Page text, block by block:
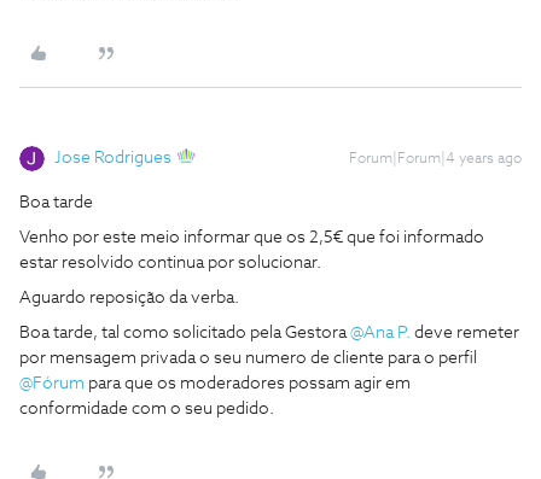
Jose Rodrigues Forum|Forum|4 years ago
Boa tarde
Venho por este meio informar que os 2,5€ que foi informado
estar resolvido continua por solucionar.
Aguardo reposição da verba.
Boa tarde, tal como solicitado pela Gestora@Ana P. deve remeter
por mensagem privada o seu numero de cliente para o perfil
@Fórum para que os moderadores possam agir em
conformidade com o seu pedido.